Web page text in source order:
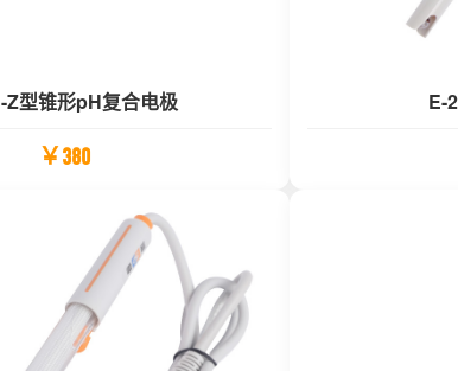
Z型锥形pH复合电极
￥380
E-